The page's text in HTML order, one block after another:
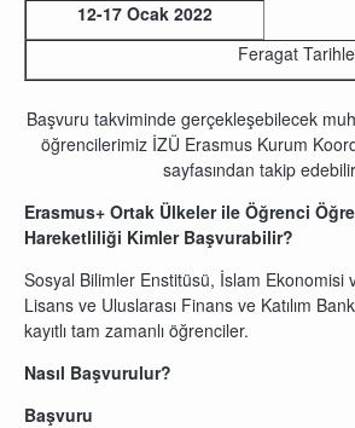
12-17 Ocak 2022
Feragat
Başvuru takviminde gerçekleşebilecek
öğrencilerimiz İZÜ Erasmus Kurum
sayfasından takip
Erasmus+ Ortak Ülkeler ile Öğrenci
Hareketliliği Kimler Başvurabilir?
Sosyal Bilimler Enstitüsü, İslam Ekonomisi
Lisans ve Uluslarası Finans ve Katılım
kayıtlı tam zamanlı öğrenciler.
Nasıl Başvurulur?
Başvuru